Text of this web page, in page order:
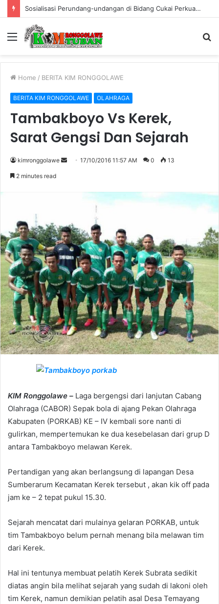
Sosialisasi Perundang-undangan di Bidang Cukai Perkuat Komitmen Berantas Rokok Ilegal di Kabupaten Tuban
Menu
Home / BERITA KIM RONGGOLAWE
BERITA KIM RONGGOLAWE OLAHRAGA
Tambakboyo Vs Kerek,
Sarat Gengsi Dan Sejarah
kimronggolawe
e
m
a
i
17/10/2016 11:57 AM 0 13
2 minutes read
KIM Ronggolawe – Laga bergengsi dari lanjutan Cabang
Olahraga (CABOR) Sepak bola di ajang Pekan Olahraga
Kabupaten (PORKAB) KE – IV kembali sore nanti di
gulirkan, mempertemukan ke dua kesebelasan dari grup D
antara Tambakboyo melawan Kerek.
Pertandigan yang akan berlangsung di lapangan Desa
Sumberarum Kecamatan Kerek tersebut , akan kik off pada
jam ke – 2 tepat pukul 15.30.
Sejarah mencatat dari mulainya gelaran PORKAB, untuk
tim Tambakboyo belum pernah menang bila melawan tim
dari Kerek.
Hal ini tentunya membuat pelatih Kerek Subrata sedikit
diatas angin bila melihat sejarah yang sudah di lakoni oleh
tim Kerek, namun demikian pelatih asal Desa Temayang